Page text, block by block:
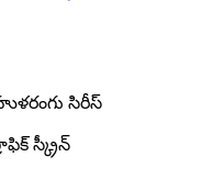
సిరీస్
స్క్రీన్